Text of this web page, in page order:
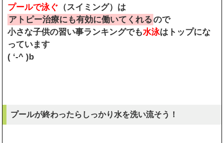
プールで泳ぐ （スイミング）は
アトピー治療にも有効に働いてくれるので
小さな子供の習い事ランキングでも水泳はトップにな
っています
( ‘-^ )b
プールが終わったらしっかり水を洗い流そう！